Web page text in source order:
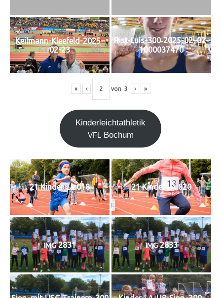
Keilmann-Kleefeld-2025–
02-23
Rist-Luis-300‑2025-02–02-
1000037470
« ‹ von 3 › »
Kin­der­leicht­ath­le­tik
VFLBochum
21 Kin­derLA018 21 Kin­der LA020
IMG2831 IMG2833